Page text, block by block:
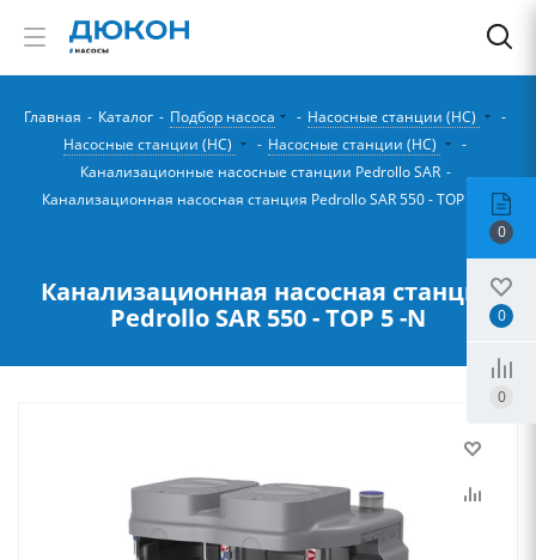
Главная - Каталог - Подбор насоса - Насосные станции (НС)
-
Насосные станции (НС)
- Насосные станции (НС)
-
Канализационные насосные станции Pedrollo SAR -
Канализационная насосная станция Pedrollo SAR 550 - TOP 5 -N
Канализационная насосная станция
Pedrollo SAR 550 - TOP 5 -N
0
0
0